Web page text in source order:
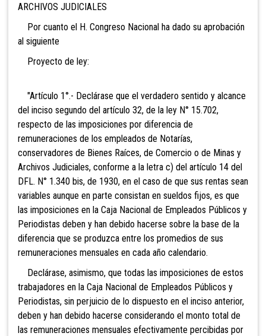
ARCHIVOS JUDICIALES
Por cuanto el H. Congreso Nacional ha dado su aprobación
al siguiente
Proyecto de ley:
"Artículo 1°.- Declárase que el verdadero sentido y alcance
del inciso segundo del artículo 32, de la ley N° 15.702,
respecto de las imposiciones por diferencia de
remuneraciones de los empleados de Notarías,
conservadores de Bienes Raíces, de Comercio o de Minas y
Archivos Judiciales, conforme a la letra c) del artículo 14 del
DFL. N° 1.340 bis, de 1930, en el caso de que sus rentas sean
variables aunque en parte consistan en sueldos fijos, es que
las imposiciones en la Caja Nacional de Empleados Públicos y
Periodistas deben y han debido hacerse sobre la base de la
diferencia que se produzca entre los promedios de sus
remuneraciones mensuales en cada año calendario.
Declárase, asimismo, que todas las imposiciones de estos
trabajadores en la Caja Nacional de Empleados Públicos y
Periodistas, sin perjuicio de lo dispuesto en el inciso anterior,
deben y han debido hacerse considerando el monto total de
las remuneraciones mensuales efectivamente percibidas por